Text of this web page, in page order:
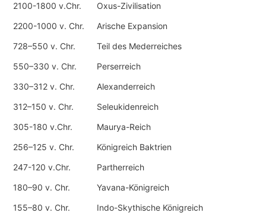
2100-1800 v.Chr.
Oxus-Zivilisation
2200-1000 v. Chr.
Arische Expansion
728–550 v. Chr.
Teil des Mederreiches
550–330 v. Chr.
Perserreich
330–312 v. Chr.
Alexanderreich
312–150 v. Chr.
Seleukidenreich
305-180 v.Chr.
Maurya-Reich
256–125 v. Chr.
Königreich Baktrien
247-120 v.Chr.
Partherreich
180–90 v. Chr.
Yavana-Königreich
155–80 v. Chr.
Indo-Skythische Königreich